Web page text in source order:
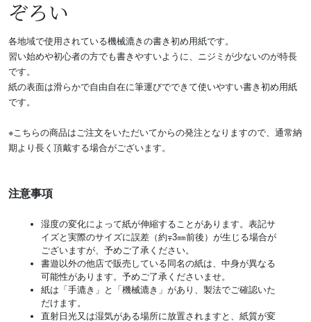
ぞろい
各地域で使用されている機械漉きの書き初め用紙です。
習い始めや初心者の方でも書きやすいように、ニジミが少ないのが特長
です。
紙の表面は滑らかで自由自在に筆運びでできて使いやすい書き初め用紙
です。
※こちらの商品はご注文をいただいてからの発注となりますので、通常納
期より長く頂戴する場合がございます。
注意事項
湿度の変化によって紙が伸縮することがあります。表記サ
イズと実際のサイズに誤差（約∓3㎜前後）が生じる場合が
ございますが、予めご了承ください。
書遊以外の他店で販売している同名の紙は、中身が異なる
可能性があります。予めご了承くださいませ。
紙は「手漉き」と「機械漉き」があり、製法でご確認いた
だけます。
直射日光又は湿気がある場所に放置されますと、紙質が変